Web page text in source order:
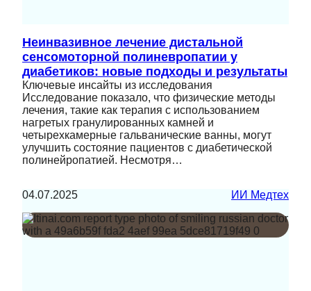
Неинвазивное лечение дистальной
сенсомоторной полиневропатии у
диабетиков: новые подходы и результаты
Ключевые инсайты из исследования
Исследование показало, что физические методы
лечения, такие как терапия с использованием
нагретых гранулированных камней и
четырехкамерные гальванические ванны, могут
улучшить состояние пациентов с диабетической
полинейропатией. Несмотря…
04.07.2025 ИИ Медтех